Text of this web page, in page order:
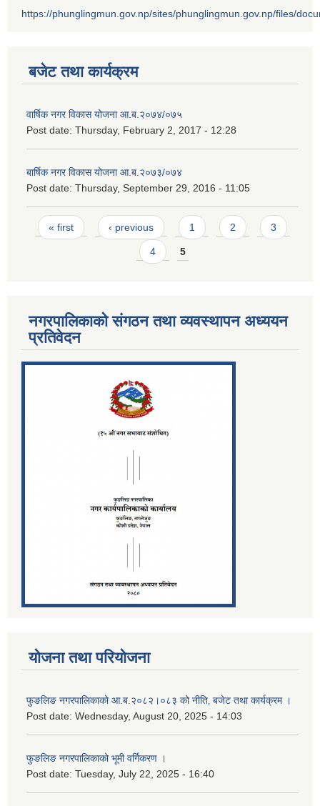
https://phunglingmun.gov.np/sites/phunglingmun.gov.np/files/
बजेट तथा कार्यक्रम
वार्षिक नगर विकास योजना आ.ब.२०७४/०७५
Post date: Thursday, February 2, 2017 - 12:28
बार्षिक नगर विकास योजना आ.ब.२०७३/०७४
Post date: Thursday, September 29, 2016 - 11:05
Pages
« first ‹ previous 1 2 3
4 5
नगरपालिकाको संगठन तथा व्यवस्थापन अध्ययन
प्रतिवेदन
योजना तथा परियोजना
फुङलिङ नगरपालिकाको आ.ब.२०८२।०८३ को नीति‚ बजेट तथा कार्यक्रम ।
Post date: Wednesday, August 20, 2025 - 14:03
फुङलिङ नगरपालिकाको भूमी वर्गिकरण ।
Post date: Tuesday, July 22, 2025 - 16:40